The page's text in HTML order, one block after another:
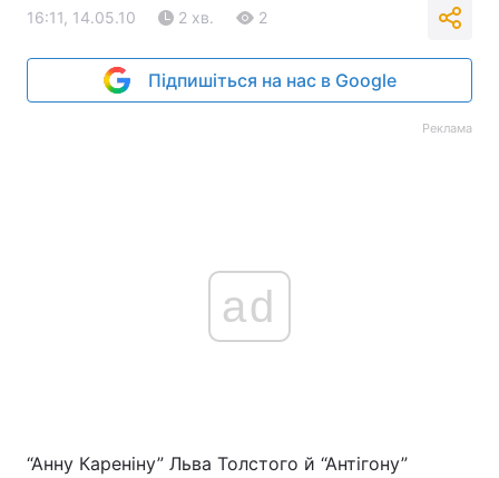
16:11, 14.05.10 2 хв. 2
Підпишіться на нас в Google
Реклама
ad
“Анну Кареніну” Льва Толстого й “Антігону”